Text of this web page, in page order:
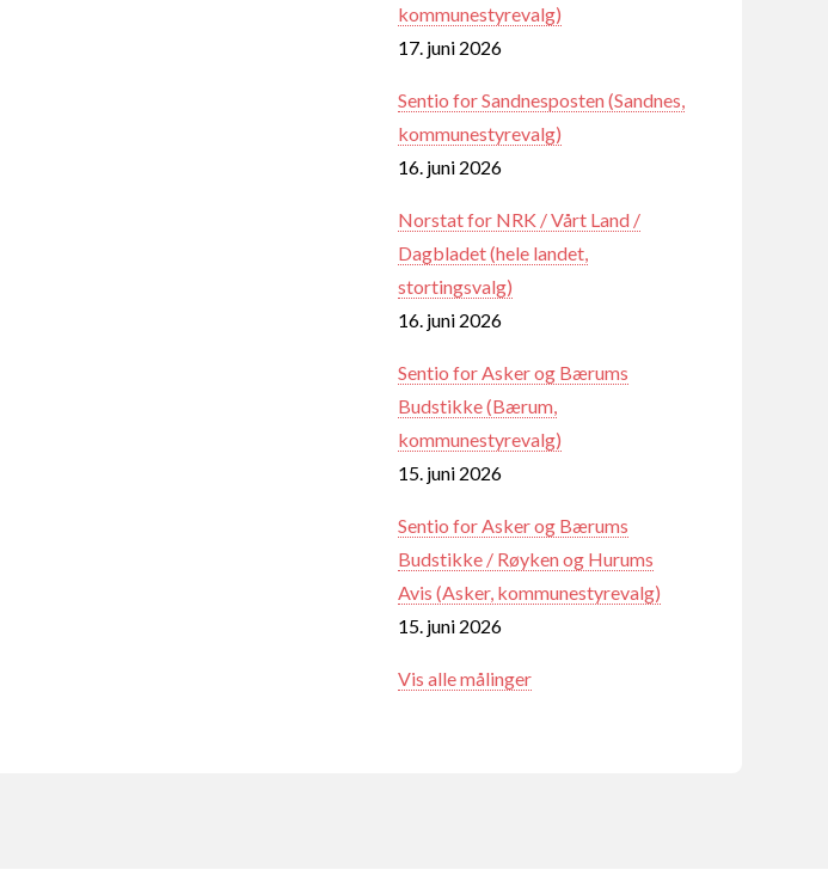
kommunestyrevalg)
17. juni 2026
Sentio for Sandnesposten (Sandnes,
kommunestyrevalg)
16. juni 2026
Norstat for NRK / Vårt Land /
Dagbladet (hele landet,
stortingsvalg)
16. juni 2026
Sentio for Asker og Bærums
Budstikke (Bærum,
kommunestyrevalg)
15. juni 2026
Sentio for Asker og Bærums
Budstikke / Røyken og Hurums
Avis (Asker, kommunestyrevalg)
15. juni 2026
Vis alle målinger